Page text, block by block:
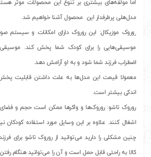
اما مولفه‌های بیشتری بر تنوع این محصولات موثر
مدل‌هلی پرطرفدار این محصول آشنا خواهیم شد.
روروک موزیکال: این روروک دارای امکانات و سیستم
موسیقی‌هایی را برای کودک شما پخش کند.
اضطراب فرزند شما شود و به او آرامش دهد.
معمولا قیمت این مدل‌ها به علت داشتن قابلیت پخش
اندکی بیشتر است.
روروک تاشو: روروک‌ها و واکرها ممکن است حجم و فضای
اشغال کنند. علاوه بر این وسایل مورد استفاده کودکان
چنین مشکلی را دارید می‌توانید از روروک تاشو برای
کالا به راحتی قابل حمل است و آن را می‌توانید هنگام